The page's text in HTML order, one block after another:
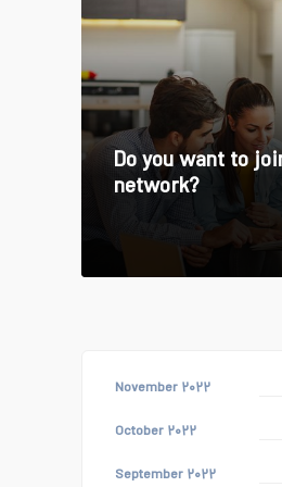
Do you want to
network?
November ۲۰۲۲
October ۲۰۲۲
September ۲۰۲۲